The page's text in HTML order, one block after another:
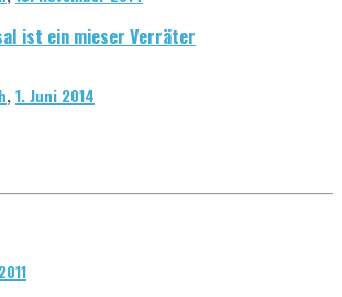
ist ein mieser Verräter
,1. Juni 2014